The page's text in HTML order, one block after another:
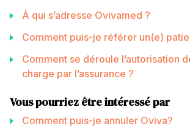
À qui s’adresse Ovivamed ?
Comment puis-je référer un(e)
Comment se déroule l’autorisation
charge par l’assurance ?
Vous pourriez être intéressé par
Comment puis-je annuler Oviva?